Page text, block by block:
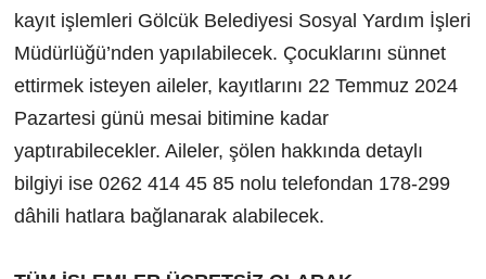
kayıt işlemleri Gölcük Belediyesi Sosyal Yardım İşleri
Müdürlüğü’nden yapılabilecek. Çocuklarını sünnet
ettirmek isteyen aileler, kayıtlarını 22 Temmuz 2024
Pazartesi günü mesai bitimine kadar
yaptırabilecekler. Aileler, şölen hakkında detaylı
bilgiyi ise 0262 414 45 85 nolu telefondan 178-299
dâhili hatlara bağlanarak alabilecek.